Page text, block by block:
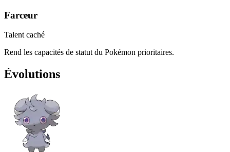
Farceur
Talent caché
Rend les capacités de statut du Pokémon prioritaires.
Évolutions